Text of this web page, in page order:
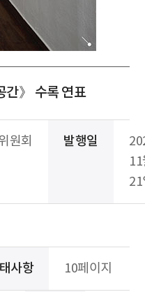
간》 수록 연표
원회
발행일
21
사항 10페이지